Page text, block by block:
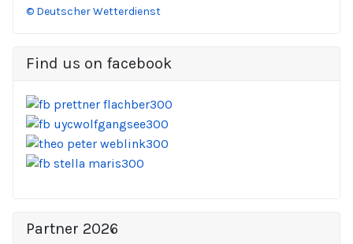
© Deutscher Wetterdienst
Find us on facebook
Partner 2026